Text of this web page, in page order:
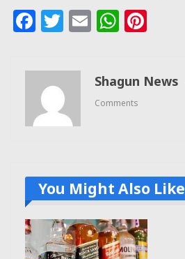
Facebook
Twitter
Email
Shagun News
Comments
You Might Also Like